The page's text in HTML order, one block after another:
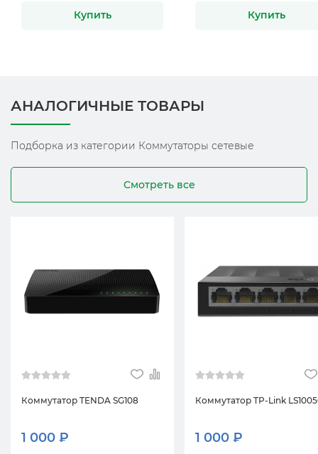
Купить Купить
АНАЛОГИЧНЫЕ ТОВАРЫ
Подборка из категории Коммутаторы сетевые
Смотреть все
Коммутатор TENDA SG108
1 000 ₽
Коммутатор TP-Link
1 000 ₽